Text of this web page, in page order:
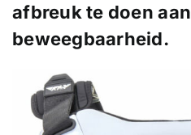
afbreuk te doen aan
beweegbaarheid.